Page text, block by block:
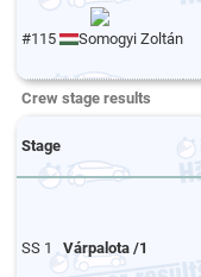
#115 Somogyi Zoltán
Crew stage results
Stage
SS 1 Várpalota /1